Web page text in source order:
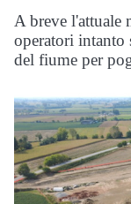
A breve l'attuale
operatori intanto
del fiume per